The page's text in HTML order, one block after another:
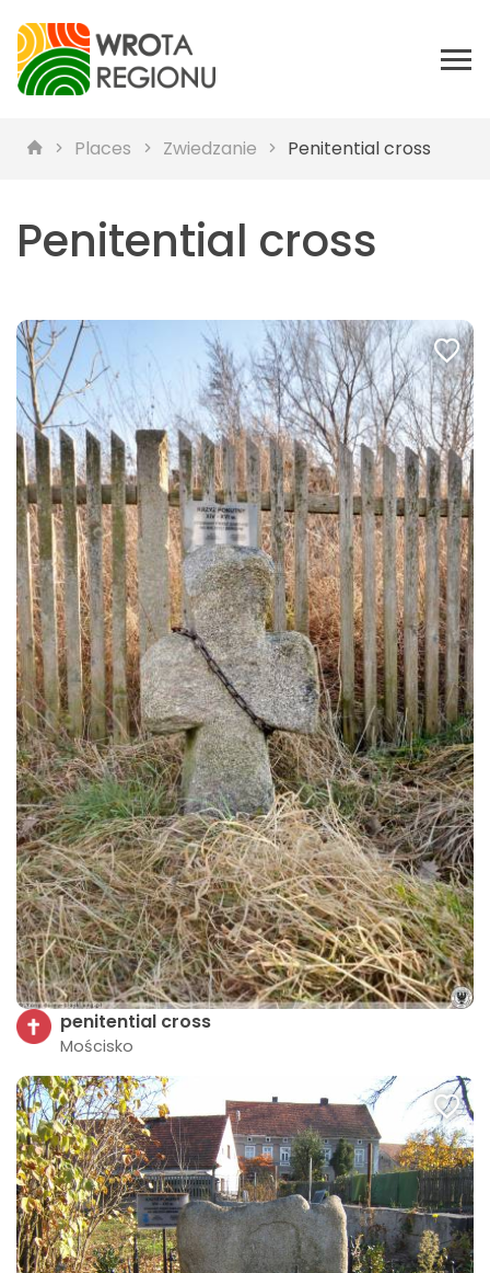
Places Zwiedzanie Penitential cross
Penitential cross
penitential cross
Mościsko